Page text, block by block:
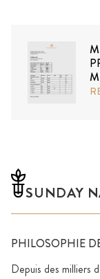
SUNDAY
PHILOSOPHIE
Depuis des milliers